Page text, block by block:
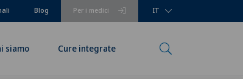
Per i medici
Blog IT
siamo Cure integrate